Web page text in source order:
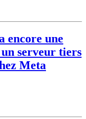
encore une
serveur tiers
Meta